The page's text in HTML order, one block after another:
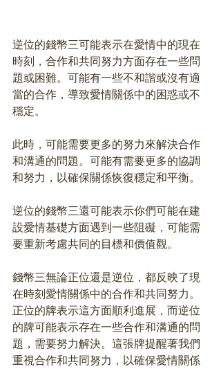
逆位的錢幣三可能表示在愛情中的現在
時刻，合作和共同努力方面存在一些問
題或困難。可能有一些不和諧或沒有適
當的合作，導致愛情關係中的困惑或不
穩定。
此時，可能需要更多的努力來解決合作
和溝通的問題。可能有需要更多的協調
和努力，以確保關係恢復穩定和平衡。
逆位的錢幣三還可能表示你們可能在建
設愛情基礎方面遇到一些阻礙，可能需
要重新考慮共同的目標和價值觀。
錢幣三無論正位還是逆位，都反映了現
在時刻愛情關係中的合作和共同努力。
正位的牌表示這方面順利進展，而逆位
的牌可能表示存在一些合作和溝通的問
題，需要努力解決。這張牌提醒著我們
重視合作和共同努力，以確保愛情關係